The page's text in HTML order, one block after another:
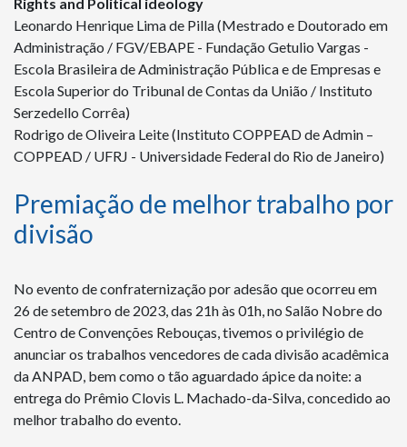
Leonardo Henrique Lima de Pilla (Mestrado e Doutorado em
Administração / FGV/EBAPE - Fundação Getulio Vargas -
Escola Brasileira de Administração Pública e de Empresas e
Escola Superior do Tribunal de Contas da União / Instituto
Serzedello Corrêa)
Rodrigo de Oliveira Leite (Instituto COPPEAD de Admin –
COPPEAD / UFRJ - Universidade Federal do Rio de Janeiro)
Premiação de melhor trabalho por
divisão
No evento de confraternização por adesão que ocorreu em
26 de setembro de 2023, das 21h às 01h, no Salão Nobre do
Centro de Convenções Rebouças, tivemos o privilégio de
anunciar os trabalhos vencedores de cada divisão acadêmica
da ANPAD, bem como o tão aguardado ápice da noite: a
entrega do Prêmio Clovis L. Machado-da-Silva, concedido ao
melhor trabalho do evento.